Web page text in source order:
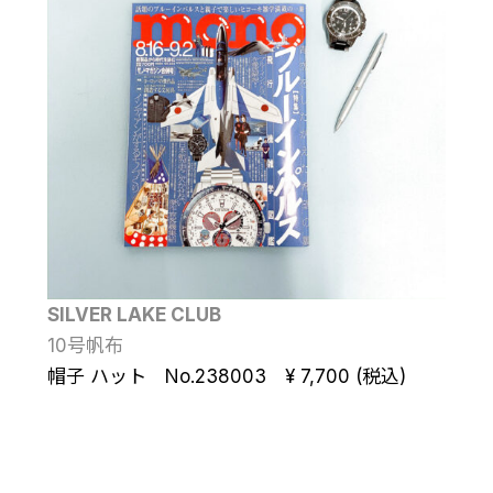
SILVER LAKE CLUB
10号帆布
帽子 ハット No.238003 ¥ 7,700 (税込)